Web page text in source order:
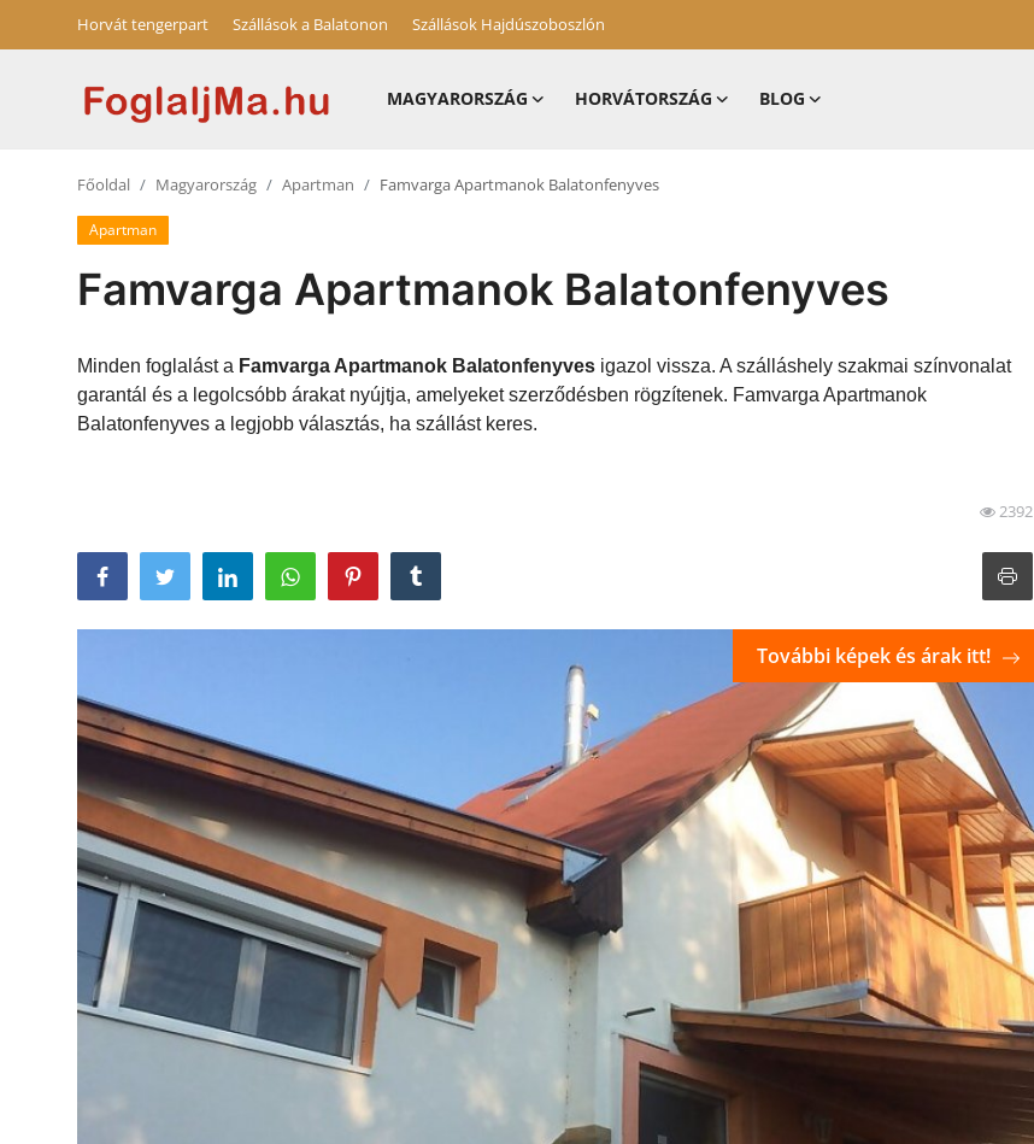
Horvát tengerpart Szállások a Balatonon Szállások Hajdúszoboszlón
MAGYARORSZÁG HORVÁTORSZÁG BLOG
Szállások a Balatonon
Szállások Hajdúszoboszlón
Főoldal Magyarország Apartman Famvarga Apartmanok Balatonfenyves
Apartman
Famvarga Apartmanok Balatonfenyves
Minden foglalást a Famvarga Apartmanok Balatonfenyves igazol vissza. A szálláshely szakmai színvonalat
garantál és a legolcsóbb árakat nyújtja, amelyeket szerződésben rögzítenek. Famvarga Apartmanok
Balatonfenyves a legjobb választás, ha szállást keres.
2392
További képek és árak itt!